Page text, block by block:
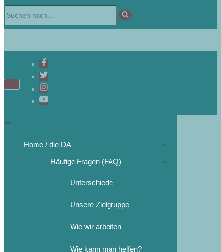
Home / die DA
Häufige Fragen (FAQ)
Unterschiede
Unsere Zielgruppe
Wie wir arbeiten
Wie kann man helfen?